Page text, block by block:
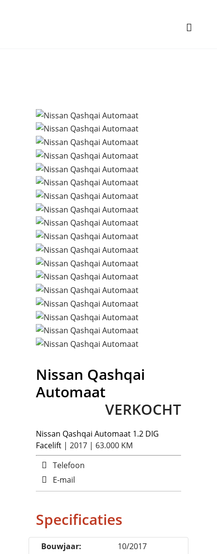
Nissan Qashqai
Automaat
VERKOCHT
Nissan Qashqai Automaat 1.2 DIG
Facelift | 2017 | 63.000 KM
Telefoon
E-mail
Specificaties
Bouwjaar:
10/2017